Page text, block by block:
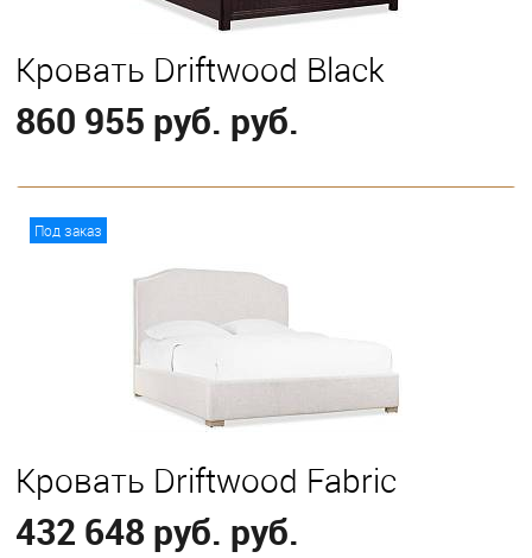
Кровать Driftwood Black
860 955 руб. руб.
Eastern King
Под заказ
Кровать Driftwood Fabric
432 648 руб. руб.